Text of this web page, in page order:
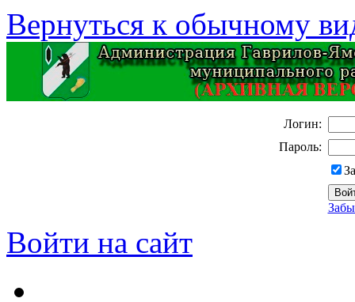
Вернуться к обычному
Логин:
Пароль:
Войти на сайт